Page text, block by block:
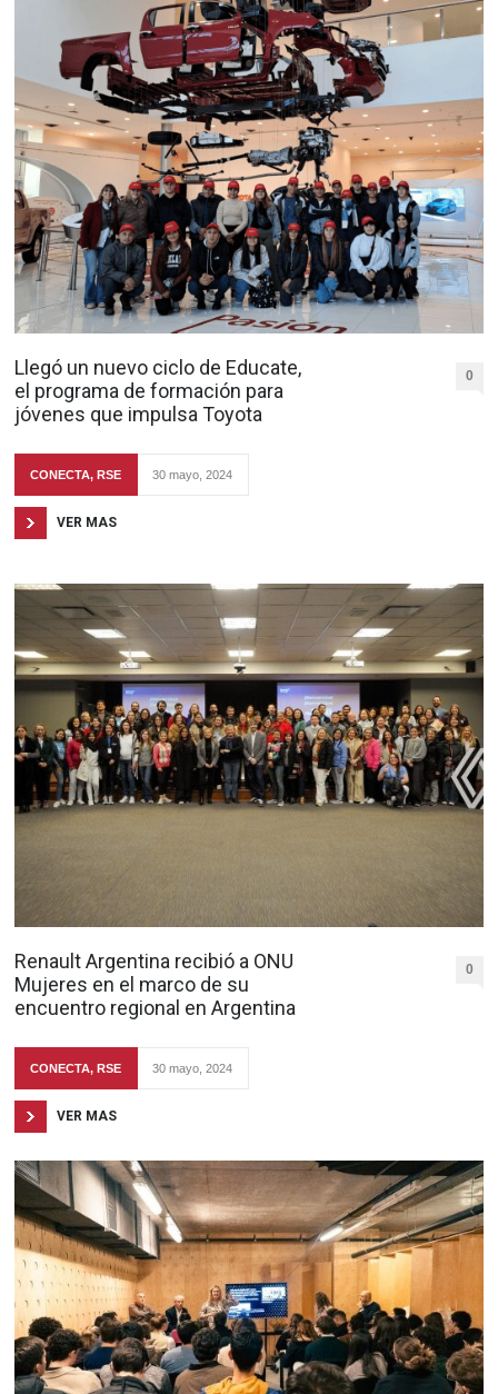
Llegó un nuevo ciclo de Educate,
el programa de formación para
jóvenes que impulsa Toyota
0
CONECTA, RSE 30 mayo, 2024
VER MAS
Renault Argentina recibió a ONU
Mujeres en el marco de su
encuentro regional en Argentina
0
CONECTA, RSE 30 mayo, 2024
VER MAS